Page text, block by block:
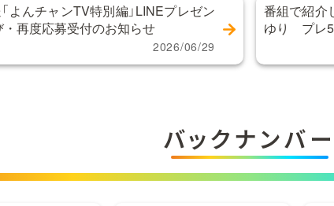
「よんチャンTV特別編」LINEプレゼン
・再度応募受付のお知らせ
2026/06/29
番組で紹介
ゆり プレ
バックナンバー